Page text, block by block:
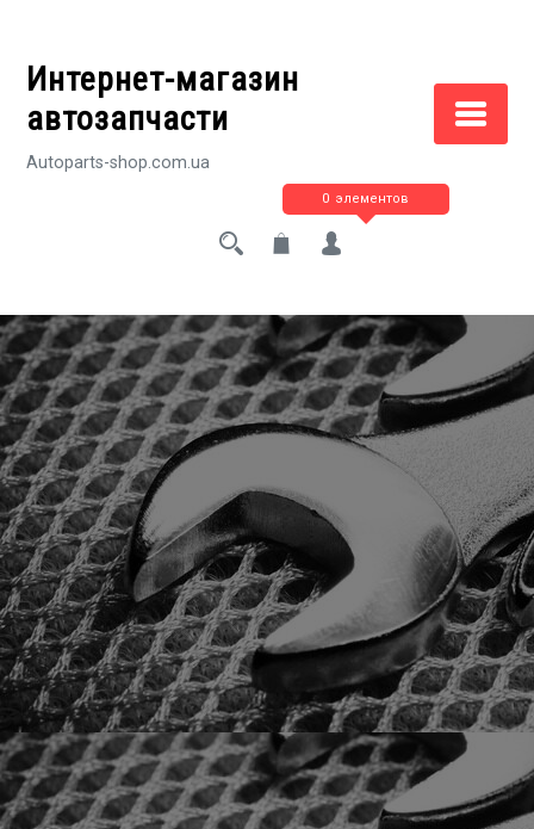
содержимому
Интернет-магазин
автозапчасти
Autoparts-shop.com.ua
0 элементов